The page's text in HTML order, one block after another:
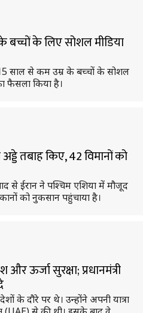
बच्चों के लिए सोशल मीडिया
साल से कम उम्र के बच्चों के सोशल
फैसला किया है।
तबाह किए, 42 विमानों को
से ईरान ने पश्चिम एशिया में मौजूद
को नुकसान पहुंचाया है।
ऊर्जा सुरक्षा; प्रधानमंत्री
के दौरे पर थे। उन्होंने अपनी यात्रा